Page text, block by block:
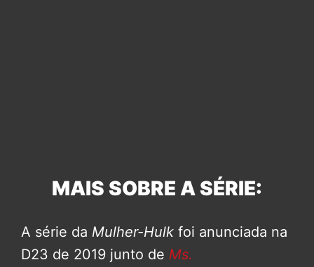
MAIS SOBRE A SÉRIE:
A série da Mulher-Hulk foi anunciada na
D23 de 2019 junto de Ms.